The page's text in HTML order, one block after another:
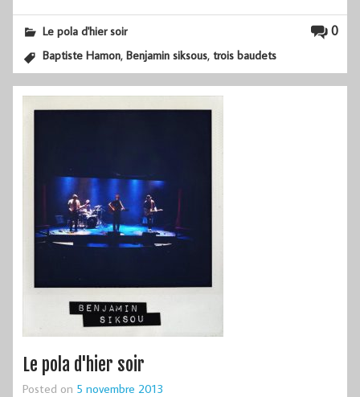
0
Le pola d'hier soir
Baptiste Hamon,Benjamin siksous,trois baudets
Le pola d'hier soir
Posted on 5 novembre 2013